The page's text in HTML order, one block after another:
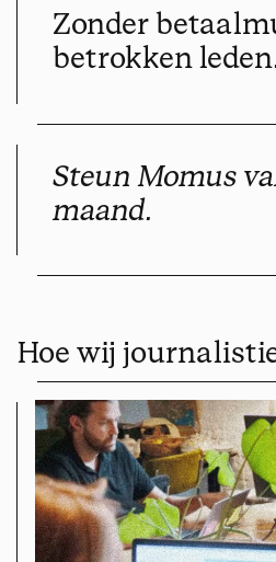
Zonder
betrokken
Steun Momus
maand.
Hoe wij